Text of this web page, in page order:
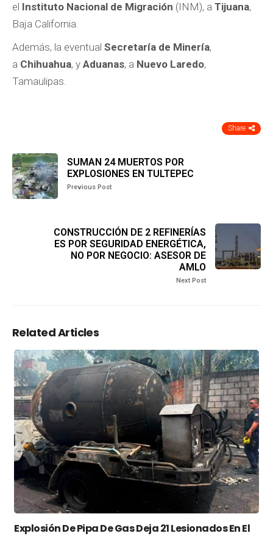
el Instituto Nacional de Migración (INM), a Tijuana,
Baja California.
Además, la eventual Secretaría de Minería,
a Chihuahua, y Aduanas, a Nuevo Laredo,
Tamaulipas.
Share
SUMAN 24 MUERTOS POR
EXPLOSIONES EN TULTEPEC
Previous Post
CONSTRUCCIÓN DE 2 REFINERÍAS
ES POR SEGURIDAD ENERGÉTICA,
NO POR NEGOCIO: ASESOR DE
AMLO
Next Post
Related Articles
Explosión De Pipa De Gas Deja 21 Lesionados En El